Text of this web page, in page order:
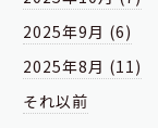
2025年9月 (6)
2025年8月 (11)
それ以前